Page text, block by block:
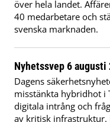
över hela landet.
40 medarbetare och
svenska marknaden.
Nyhetssvep 6 augusti
Dagens
misstänkta hybridhot i
digitala intrång och
av kritisk infrastruktur.